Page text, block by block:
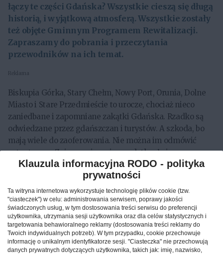
łączy te części Gdańska? Wszystkie cieszą się długą
historią, i wyjątkową atmosferą. Wszystkie zostały
też objęte Gminnym Programem Rewitalizacji.
Zapraszamy do pobrania i przeczytania
przewodników na ich temat.
Reklama
Biskupia Górka, Stary Chełm, Nowy Port, Orunia, Dolne
Miasto i Stare Przedmieście to urocze, chociaż nieco
zaniedbane i zapomniane zakątki Gdańska. Rzadko są
odwiedzane przez gdańszczan i turystów. A szkoda, bo
mają wiele do zaoferowania. Nie można im odmówić
autentyzmu. Zniszczenia wojenne dotknęły je w
stosunkowo niewielkim zakresie. Jednak przez lata
przylgnął do nich wizerunek miejsc niewartych
odwiedzenia, może nawet niebezpiecznych. Tego
rodzaju opinii nie podzielają ich mieszkańcy. Jeśli w
stereotypach tkwi ziarno prawdy, to raczej oddaje
sytuację przeszłą, a nie obecną. Zresztą w ostatnich latach
postrzeganie tych części Gdańska powoli zmienia się.
Najlepiej widać to na przykładzie Dolnego Miasta, które
Klauzula informacyjna RODO - polityka
prywatności
Ta witryna internetowa wykorzystuje technologię plików cookie (tzw.
"ciasteczek") w celu: administrowania serwisem, poprawy jakości
świadczonych usług, w tym dostosowania treści serwisu do preferencji
użytkownika, utrzymania sesji użytkownika oraz dla celów statystycznych i
targetowania behawioralnego reklamy (dostosowania treści reklamy do
Twoich indywidualnych potrzeb). W tym przypadku, cookie przechowuje
informację o unikalnym identyfikatorze sesji. "Ciasteczka" nie przechowują
danych prywatnych dotyczących użytkownika, takich jak: imię, nazwisko,